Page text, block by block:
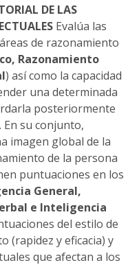
DE LAS
Evalúa las
de razonamiento
Razonamiento
) así como la capacidad
una determinada
posteriormente
su conjunto,
imagen global de la
de la persona
puntuaciones en los
General,
e Inteligencia
del estilo de
(rapidez y eficacia) y
que afectan a los